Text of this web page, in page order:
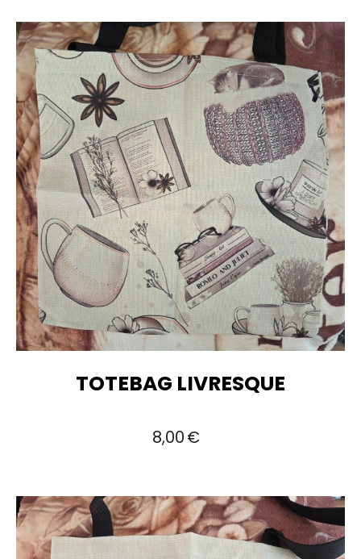
TOTEBAG LIVRESQUE
8,00€